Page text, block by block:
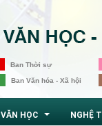
Ban Thời sự
Ban Văn hóa - Xã hội
VĂN HỌC NGHỆ